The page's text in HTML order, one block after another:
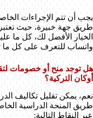
يجب أن تتم الإجراءات
طريق جهة خبيرة، حيث
الخيار الأفضل لك، كل ما
واتساب للتعرف على كل ما
هل توجد منح أو خصومات
أوكان التركية؟
نعم، يمكن تقليل تكاليف
طريق المنحة الدراسية
عبر النقاط التالية: